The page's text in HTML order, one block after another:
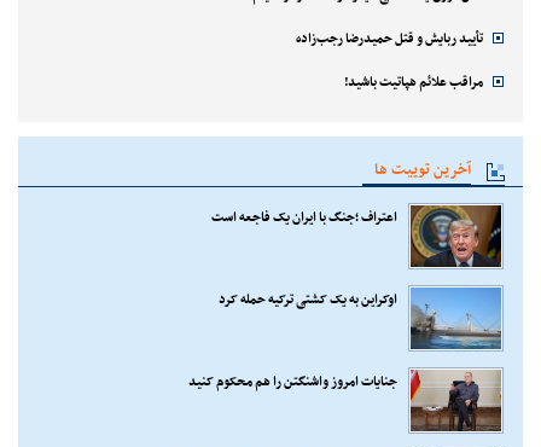
تأیید ربایش و قتل حمیدرضا رجب‌زاده
مراقب علائم هپاتیت باشید!
آخرین توییت ها
اعتراف ؛جنگ با ایران یک فاجعه است
اوکراین به یک کشتی ترکیه حمله کرد
جنایات امروز واشنگتن را هم محکوم کنید